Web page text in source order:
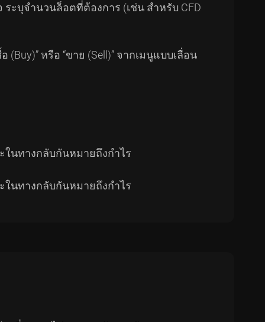
ระบุจำนวนล็อตที่ต้องการ (เช่น สำหรับ CFD
หรือ “ขาย (Sell)” จากเมนูแบบเลื่อน
นทางกลับกันหมายถึงกำไร
นทางกลับกันหมายถึงกำไร